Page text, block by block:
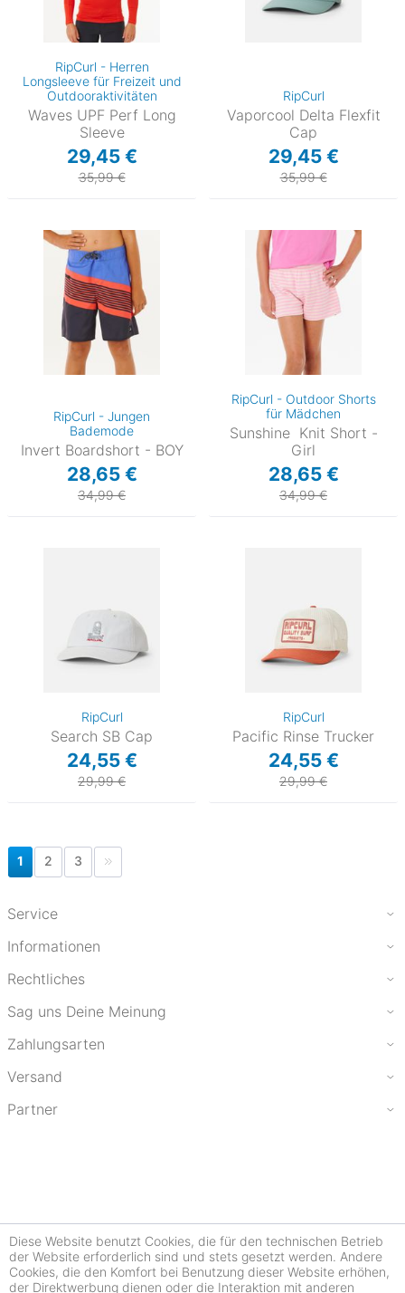
RipCurl - Herren
Longsleeve für Freizeit und
Outdooraktivitäten
Waves UPF Perf Long
Sleeve
29,45 €
35,99 €
RipCurl
Vaporcool Delta Flexfit
Cap
29,45 €
35,99 €
RipCurl - Jungen
Bademode
Invert Boardshort - BOY
28,65 €
34,99 €
RipCurl - Outdoor Shorts
für Mädchen
Sunshine Knit Short -
Girl
28,65 €
34,99 €
RipCurl
Search SB Cap
24,55 €
29,99 €
RipCurl
Pacific Rinse Trucker
24,55 €
29,99 €
1 2 3
Service
Informationen
Rechtliches
Sag uns Deine Meinung
Zahlungsarten
Versand
Partner
Diese Website benutzt Cookies, die für den technischen Betrieb
der Website erforderlich sind und stets gesetzt werden. Andere
Cookies, die den Komfort bei Benutzung dieser Website erhöhen,
der Direktwerbung dienen oder die Interaktion mit anderen